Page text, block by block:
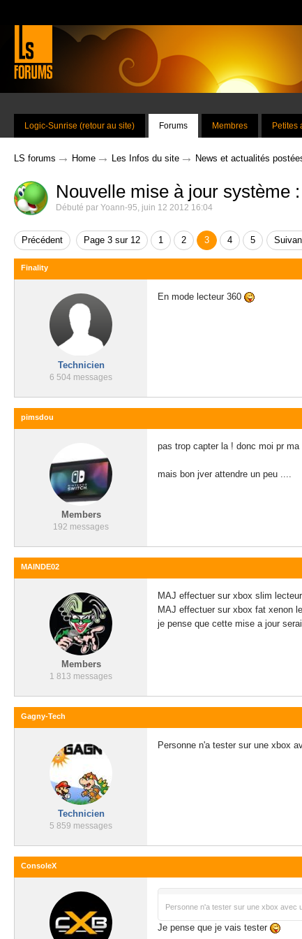
Logic-Sunrise (retour au site) Forums Membres Petites
LS forums → Home → Les Infos du site → News et actualités
Nouvelle mise à jour système
Débuté par Yoann-95, juin 12 2012 16:04
Précédent Page 3 sur 12 1 2 3 4 5
Finality
Technicien
6 504 messages
En mode lecteur 360
pimsdou
Members
192 messages
pas trop capter la ! donc moi pr
mais bon jver attendre un peu ....
MAINDE02
Members
1 813 messages
MAJ effectuer sur xbox slim
MAJ effectuer sur xbox fat xenon
je pense que cette mise a jour
Gagny-Tech
Technicien
5 859 messages
Personne n'a tester sur une xbox
ConsoleX
Personne n'a tester sur une xbox avec
Je pense que je vais tester